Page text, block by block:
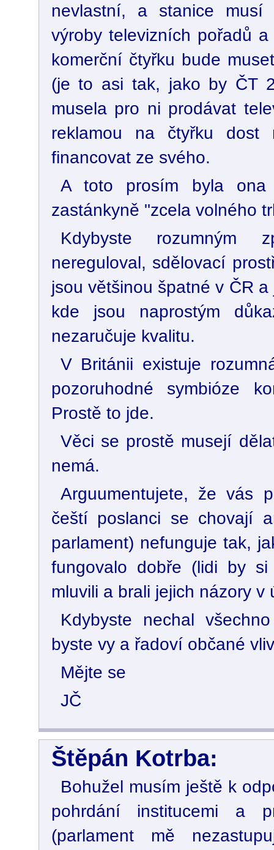
nevlastní, a stanice
výroby televizních pořadů
komerční čtyřku bude
(je to asi tak, jako by ČT
musela pro ni prodávat
reklamou na čtyřku dost
financovat ze svého.
A toto prosím byla ona
zastánkyně "zcela volného
Kdybyste rozumným
nereguloval, sdělovací
jsou většinou špatné v ČR
kde jsou naprostým
nezaručuje kvalitu.
V Británii existuje
pozoruhodné symbióze
Prostě to jde.
Věci se prostě musejí
nemá.
Arguumentujete, že vás
čeští poslanci se chovají
parlament) nefunguje tak,
fungovalo dobře (lidi by
mluvili a brali jejich názory v
Kdybyste nechal
byste vy a řadoví občané
Mějte se
JČ
Štěpán Kotrba:
Bohužel musím ještě k
pohrdání institucemi a
(parlament mě